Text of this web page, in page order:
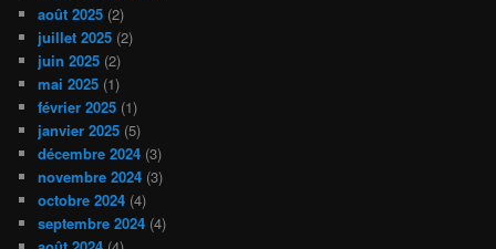
août 2025 (2)
juillet 2025 (2)
juin 2025 (2)
mai 2025 (1)
février 2025 (1)
janvier 2025 (5)
décembre 2024 (3)
novembre 2024 (3)
octobre 2024 (4)
septembre 2024 (4)